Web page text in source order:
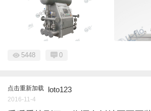
5448 0
点击重新加载 loto123
2016-11-4